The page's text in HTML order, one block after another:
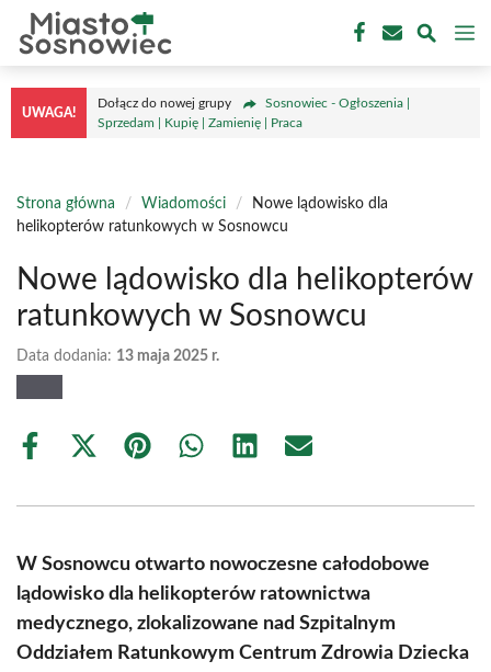
Przejdź
treści
UWAGA!
Dołącz do nowej grupy
Sosnowiec - Ogłoszenia |
Sprzedam | Kupię | Zamienię | Praca
Strona główna / Wiadomości /
Nowe lądowisko dla
helikopterów ratunkowych w Sosnowcu
Nowe lądowisko dla helikopterów
ratunkowych w Sosnowcu
Data dodania: 13 maja 2025 r.
Share
Share
(Twitter)
Share Share Share Share
W Sosnowcu otwarto nowoczesne całodobowe
lądowisko dla helikopterów ratownictwa
medycznego, zlokalizowane nad Szpitalnym
Oddziałem Ratunkowym Centrum Zdrowia Dziecka